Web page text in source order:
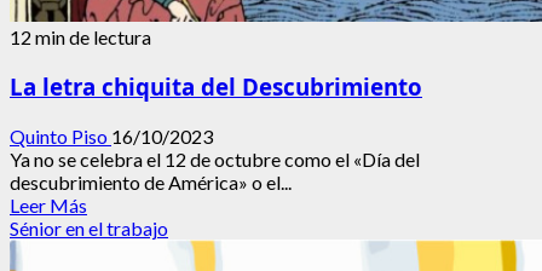
12 min de lectura
La letra chiquita del Descubrimiento
Quinto Piso 16/10/2023
Ya no se celebra el 12 de octubre como el «Día del
descubrimiento de América» o el...
Leer Más
más
Sénior en el trabajo